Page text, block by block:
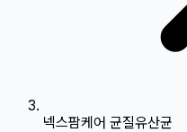
넥스팜케어 균질유산균